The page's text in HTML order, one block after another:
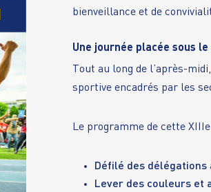
bienveillance et de
Une journée placée sous
Tout au long de l’après-
sportive encadrés par les
Le programme de cette
Défilé des délégations
Lever des couleurs et